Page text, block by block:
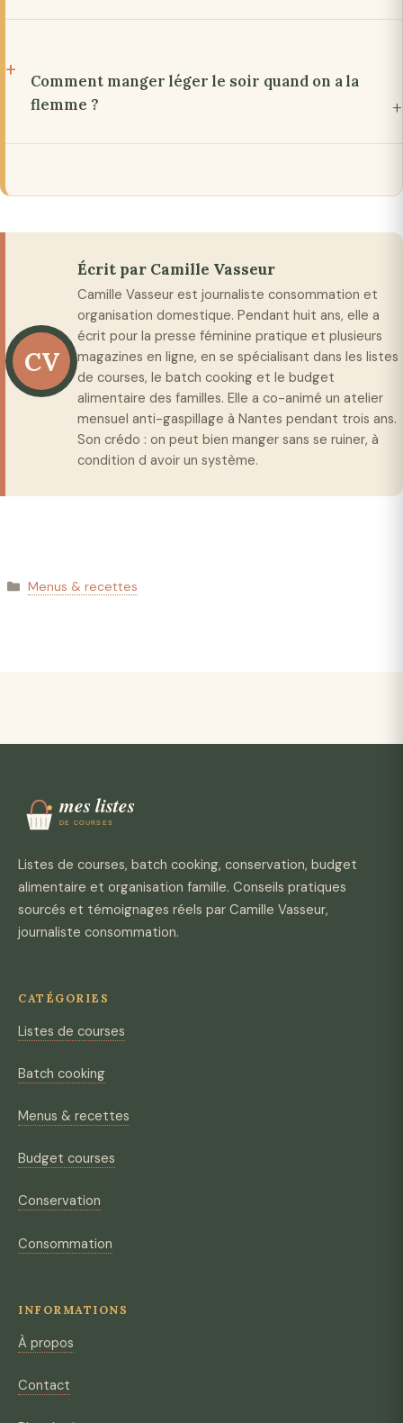
Comment manger léger le soir quand on a la
flemme ?
CV
Écrit par Camille Vasseur
Camille Vasseur est journaliste consommation et
organisation domestique. Pendant huit ans, elle a
écrit pour la presse féminine pratique et plusieurs
magazines en ligne, en se spécialisant dans les listes
de courses, le batch cooking et le budget
alimentaire des familles. Elle a co-animé un atelier
mensuel anti-gaspillage à Nantes pendant trois ans.
Son crédo : on peut bien manger sans se ruiner, à
condition d avoir un système.
Catégories
Menus & recettes
Listes de courses, batch cooking, conservation, budget
alimentaire et organisation famille. Conseils pratiques
sourcés et témoignages réels par Camille Vasseur,
journaliste consommation.
CATÉGORIES
Listes de courses
Batch cooking
Menus & recettes
Budget courses
Conservation
Consommation
INFORMATIONS
À propos
Contact